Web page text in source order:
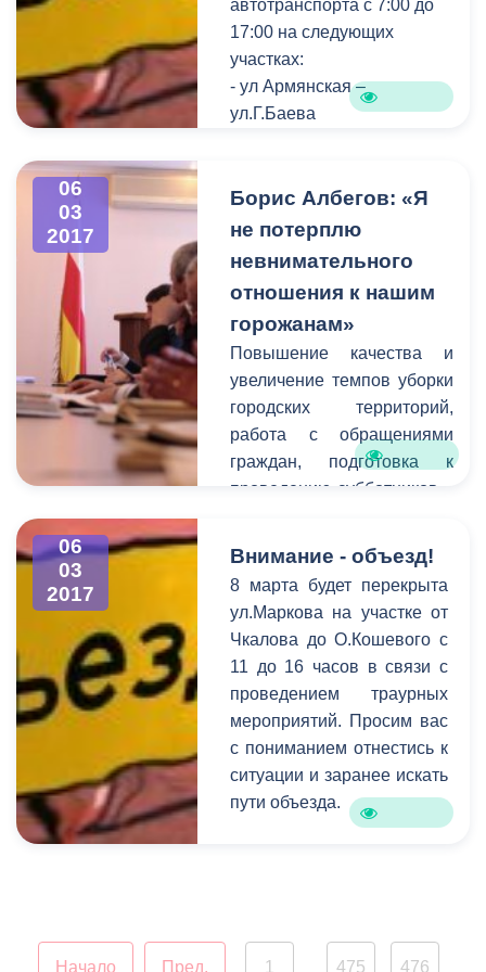
автотранспорта с 7:00 до
17:00 на следующих
участках:
- ул Армянская –
ул.Г.Баева
- ул.Церетели -
ул.Димитрова
-ул.Армянская- пр.Мира(
левая сторона)
Также будет
приостановлено
движение трамвая по
пр.Мира.
06
03
2017
Борис Албегов: «Я
не потерплю
невнимательного
отношения к нашим
горожанам»
Повышение качества и
увеличение темпов уборки
городских территорий,
работа с обращениями
граждан, подготовка к
проведению субботников –
расширенном аппаратном
совещании в столичной
администрации под
председательством Бориса
Албегова.
06
03
2017
Внимание - объезд!
8 марта будет перекрыта
ул.Маркова на участке от
Чкалова до О.Кошевого с
11 до 16 часов в связи с
проведением траурных
мероприятий. Просим вас
с пониманием отнестись к
ситуации и заранее искать
пути объезда.
Начало Пред.
1
475 476